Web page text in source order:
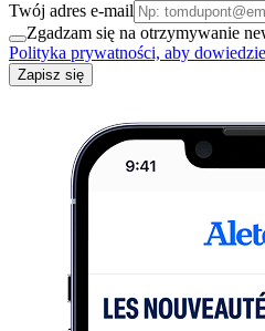
Twój adres e-mail
Zgadzam się na otrzymywanie
Polityka prywatności, aby
Zapisz się